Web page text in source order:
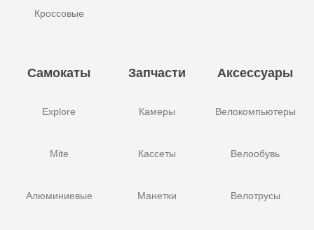
Кроссовые
Самокаты
Explore
Mite
Алюминиевые
Запчасти
Камеры
Кассеты
Манетки
Аксессуары
Велокомпьютеры
Велообувь
Велотрусы